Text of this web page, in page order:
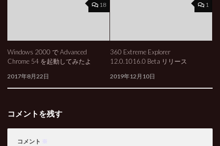
18
Windows 2000 で Advanced
Chrome 54 を起動してみたよ
2017年8月22日
1
360 Extreme Explorer
12.0.1016.0 Beta リリース
2019年12月10日
コメントを残す
コメント ※